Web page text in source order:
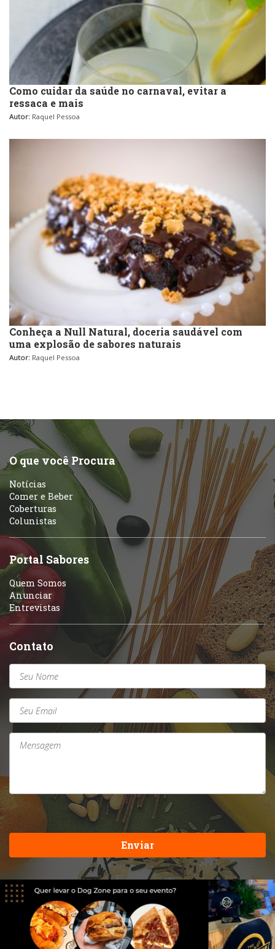
Como cuidar da saúde no carnaval, evitar a
ressaca e mais
Autor: Raquel Pessoa
Conheça a Null Natural, doceria saudável com
uma explosão de sabores naturais
Autor: Raquel Pessoa
O que você Procura
Notícias
Comer e Beber
Coberturas
Colunistas
Portal Sabores
Quem Somos
Anunciar
Entrevistas
Contato
Enviar